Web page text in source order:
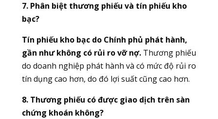
7. Phân biệt thương phiếu và tín phiếu kho
bạc?
Tín phiếu kho bạc do Chính phủ phát hành,
gần như không có rủi ro vỡ nợ.Thương phiếu
do doanh nghiệp phát hành và có mức độ rủi ro
tín dụng cao hơn, do đó lợi suất cũng cao hơn.
8. Thương phiếu có được giao dịch trên sàn
chứng khoán không?